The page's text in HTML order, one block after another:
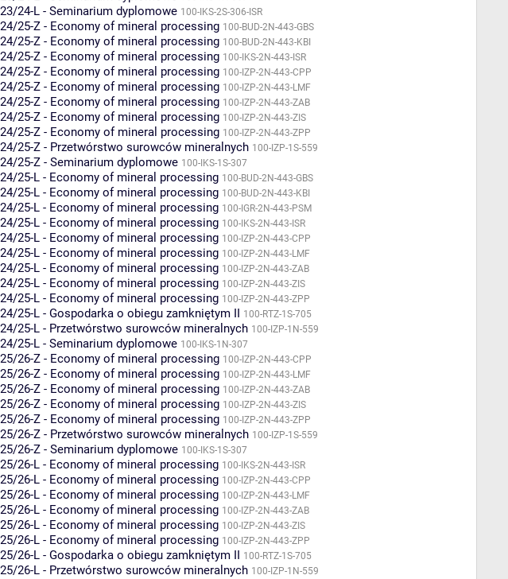
23/24-L - Seminarium dyplomowe 100-IKS-2S-306-ISR
24/25-Z - Economy of mineral processing 100-BUD-2N-443-GBS
24/25-Z - Economy of mineral processing 100-BUD-2N-443-KBI
24/25-Z - Economy of mineral processing 100-IKS-2N-443-ISR
24/25-Z - Economy of mineral processing 100-IZP-2N-443-CPP
24/25-Z - Economy of mineral processing 100-IZP-2N-443-LMF
24/25-Z - Economy of mineral processing 100-IZP-2N-443-ZAB
24/25-Z - Economy of mineral processing 100-IZP-2N-443-ZIS
24/25-Z - Economy of mineral processing 100-IZP-2N-443-ZPP
24/25-Z - Przetwórstwo surowców mineralnych 100-IZP-1S-559
24/25-Z - Seminarium dyplomowe 100-IKS-1S-307
24/25-L - Economy of mineral processing 100-BUD-2N-443-GBS
24/25-L - Economy of mineral processing 100-BUD-2N-443-KBI
24/25-L - Economy of mineral processing 100-IGR-2N-443-PSM
24/25-L - Economy of mineral processing 100-IKS-2N-443-ISR
24/25-L - Economy of mineral processing 100-IZP-2N-443-CPP
24/25-L - Economy of mineral processing 100-IZP-2N-443-LMF
24/25-L - Economy of mineral processing 100-IZP-2N-443-ZAB
24/25-L - Economy of mineral processing 100-IZP-2N-443-ZIS
24/25-L - Economy of mineral processing 100-IZP-2N-443-ZPP
24/25-L - Gospodarka o obiegu zamkniętym II 100-RTZ-1S-705
24/25-L - Przetwórstwo surowców mineralnych 100-IZP-1N-559
24/25-L - Seminarium dyplomowe 100-IKS-1N-307
25/26-Z - Economy of mineral processing 100-IZP-2N-443-CPP
25/26-Z - Economy of mineral processing 100-IZP-2N-443-LMF
25/26-Z - Economy of mineral processing 100-IZP-2N-443-ZAB
25/26-Z - Economy of mineral processing 100-IZP-2N-443-ZIS
25/26-Z - Economy of mineral processing 100-IZP-2N-443-ZPP
25/26-Z - Przetwórstwo surowców mineralnych 100-IZP-1S-559
25/26-Z - Seminarium dyplomowe 100-IKS-1S-307
25/26-L - Economy of mineral processing 100-IKS-2N-443-ISR
25/26-L - Economy of mineral processing 100-IZP-2N-443-CPP
25/26-L - Economy of mineral processing 100-IZP-2N-443-LMF
25/26-L - Economy of mineral processing 100-IZP-2N-443-ZAB
25/26-L - Economy of mineral processing 100-IZP-2N-443-ZIS
25/26-L - Economy of mineral processing 100-IZP-2N-443-ZPP
25/26-L - Gospodarka o obiegu zamkniętym II 100-RTZ-1S-705
25/26-L - Przetwórstwo surowców mineralnych 100-IZP-1N-559